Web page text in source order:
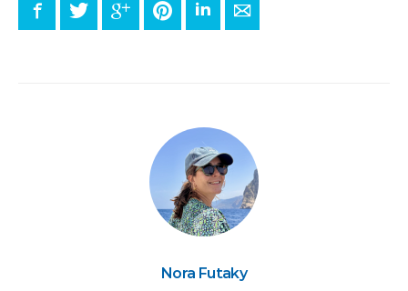
FacebookTwitter Google+ PinterestLinkedInE-mail
Nora Futaky